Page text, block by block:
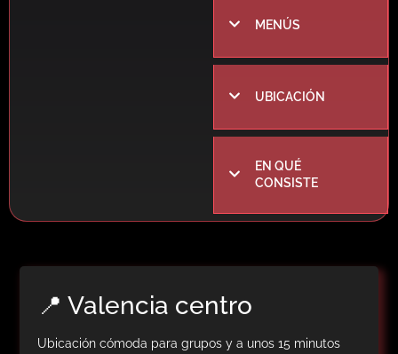
MENÚS
UBICACIÓN
EN QUÉ
CONSISTE
📍 Valencia centro
Ubicación cómoda para grupos y a unos 15 minutos